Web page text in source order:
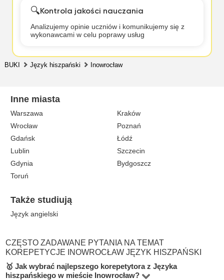
🔍Kontrola jakości nauczania
Analizujemy opinie uczniów i komunikujemy się z
wykonawcami w celu poprawy usług
BUKI Język hiszpański Inowrocław
Inne miasta
Warszawa
Kraków
Wrocław
Poznań
Gdańsk
Łódź
Lublin
Szczecin
Gdynia
Bydgoszcz
Toruń
Także studiują
Język angielski
CZĘSTO ZADAWANE PYTANIA NA TEMAT
KOREPETYCJE INOWROCŁAW JĘZYK HISZPAŃSKI
🥇 Jak wybrać najlepszego korepetytora z Języka
hiszpańskiego w mieście Inowrocław?